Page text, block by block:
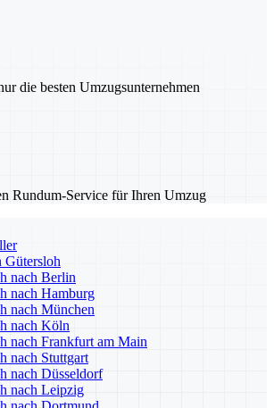
die besten Umzugsunternehmen
Rundum-Service für Ihren Umzug
Gütersloh
nach Berlin
nach Hamburg
nach München
nach Köln
nach Frankfurt am Main
nach Stuttgart
nach Düsseldorf
nach Leipzig